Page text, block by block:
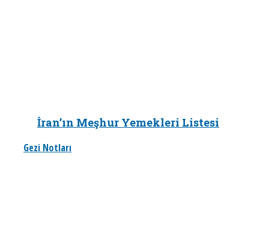
İran’ın Meşhur Yemekleri Listesi
Gezi Notları